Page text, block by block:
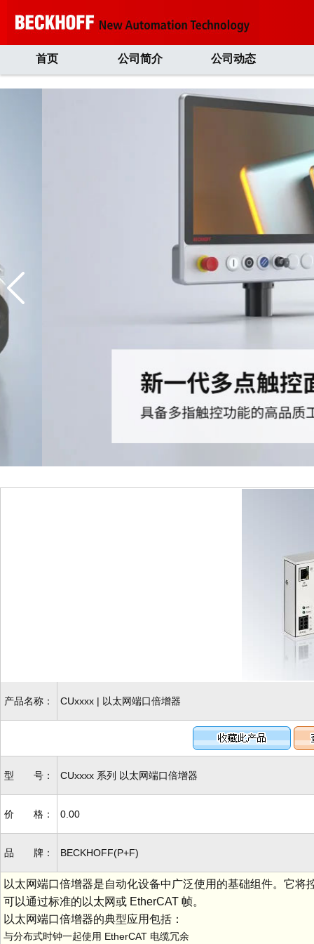
首页 公司简介 公司动态
产品名称： CUxxxx | 以太网端口倍增器
型 号： CUxxxx 系列 以太网端口倍增器
价 格： 0.00
品 牌： BECKHOFF(P+F)
以太网端口倍增器是自动化设备中广泛使用的基础组件。它
可以通过标准的以太网或 EtherCAT 帧。
以太网端口倍增器的典型应用包括：
与分布式时钟一起使用 EtherCAT 电缆冗余